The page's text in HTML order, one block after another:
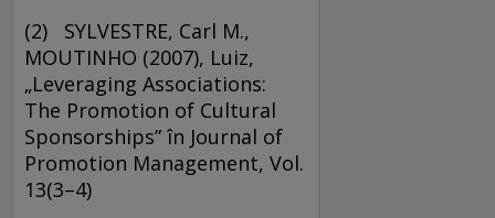
(2) SYLVESTRE, Carl M.,
MOUTINHO (2007), Luiz,
„Leveraging Associations:
The Promotion of Cultural
Sponsorships” în Journal of
Promotion Management, Vol.
13(3–4)